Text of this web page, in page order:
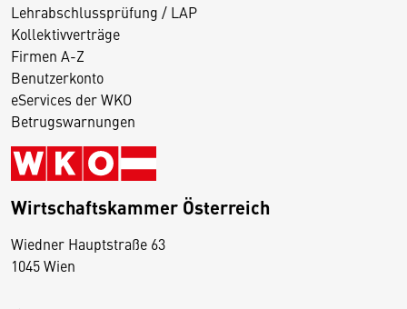
Lehrabschlussprüfung / LAP
Kollektivverträge
Firmen A-Z
Benutzerkonto
eServices der WKO
Betrugswarnungen
Wirtschaftskammer Österreich
Wiedner Hauptstraße 63
1045 Wien
D